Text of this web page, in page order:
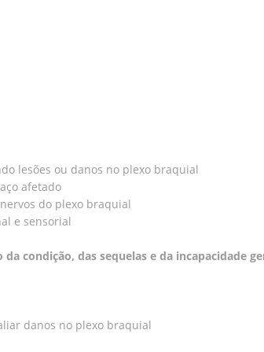
lesões ou danos no plexo braquial
afetado
do plexo braquial
e sensorial
condição, das sequelas e da incapacidade
danos no plexo braquial